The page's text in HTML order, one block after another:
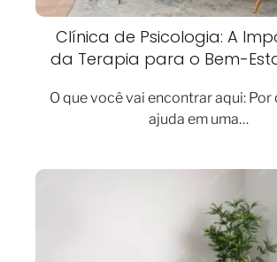
Clínica de Psicologia: A
da Terapia para o Bem-
O que você vai encontrar aqui: Por
ajuda em uma…